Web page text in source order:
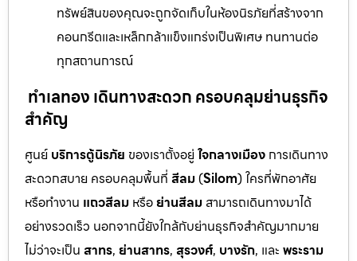
ทรัพย์สินของคุณจะถูกจัดเก็บในห้องนิรภัยที่สร้างจาก
คอนกรีตและเหล็กกล้าแข็งแกร่งเป็นพิเศษ ทนทานต่อ
ทุกสถานการณ์
ทำเลทอง เดินทางสะดวก ครอบคลุมย่านธุรกิจ
สำคัญ
ศูนย์ บริการตู้นิรภัย ของเราตั้งอยู่ ใจกลางเมือง การเดินทาง
สะดวกสบาย ครอบคลุมพื้นที่ สีลม(Silom) ใครที่พักอาศัย
หรือทำงาน แถวสีลม หรือย่านสีลม สามารถเดินทางมาได้
อย่างรวดเร็ว นอกจากนี้ยังใกล้กับย่านธุรกิจสำคัญมากมาย
ไม่ว่าจะเป็น สาทร, ย่านสาทร, สุรวงศ์, บางรัก, และ พระราม